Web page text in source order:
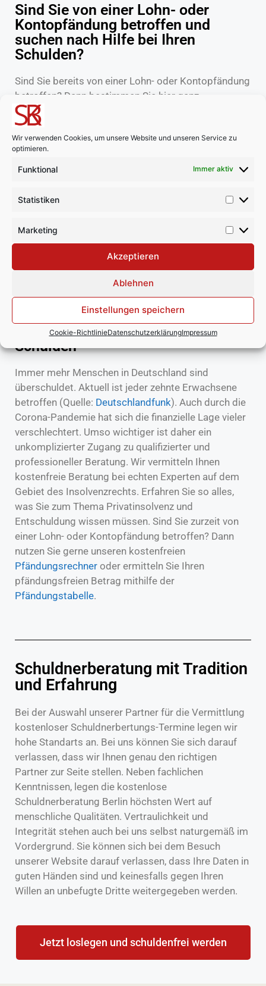
Wir verwenden Cookies, um unsere Website und unseren Service zu
optimieren.
Funktional Immer aktiv
Statistiken
Marketing
Akzeptieren
Ablehnen
Einstellungen speichern
Cookie-RichtlinieDatenschutzerklärungImpressum
Sind Sie von einer Lohn- oder
Kontopfändung betroffen und
suchen nach Hilfe bei Ihren
Schulden?
Sind Sie bereits von einer Lohn- oder Kontopfändung
betroffen? Dann bestimmen Sie hier ganz
unverbindlich und kostenfrei Ihre pfändungsfreien
Beträge. Nutzen Sie dazu entweder unseren
Pfändungsrechner 2022oder unsere
Pfändungstabelle 2022
aus der Überschuldung? Es gibt zahlreiche
privater Seite aus. Auch wir bei der
Möglichkeit Hilfe bei Schulden wahrzunehmen.
Vereinbaren Sie ganz unkompliziert und im Hand um
drehen ein kostenfreies Erstgespräch bei einem
unserer Insolvenzexperten.
Jeder Zehnte in Deutschland
überschuldet - kostenlose Hilfe bei
Schulden
Immer mehr Menschen in Deutschland sind
überschuldet. Aktuell ist jeder zehnte Erwachsene
betroffen (Quelle: Deutschlandfunk). Auch durch die
Corona-Pandemie hat sich die finanzielle Lage vieler
verschlechtert. Umso wichtiger ist daher ein
unkomplizierter Zugang zu qualifizierter und
professioneller Beratung. Wir vermitteln Ihnen
kostenfreie Beratung bei echten Experten auf dem
Gebiet des Insolvenzrechts. Erfahren Sie so alles,
was Sie zum Thema Privatinsolvenz und
Entschuldung wissen müssen. Sind Sie zurzeit von
einer Lohn- oder Kontopfändung betroffen? Dann
nutzen Sie gerne unseren kostenfreien
Pfändungsrechner oder ermitteln Sie Ihren
pfändungsfreien Betrag mithilfe der
Pfändungstabelle.
Schuldnerberatung mit Tradition
und Erfahrung
Bei der Auswahl unserer Partner für die Vermittlung
kostenloser Schuldnerbertungs-Termine legen wir
hohe Standarts an. Bei uns können Sie sich darauf
verlassen, dass wir Ihnen genau den richtigen
Partner zur Seite stellen. Neben fachlichen
Kenntnissen, legen die kostenlose
Schuldnerberatung Berlin höchsten Wert auf
menschliche Qualitäten. Vertraulichkeit und
Integrität stehen auch bei uns selbst naturgemäß im
Vordergrund. Sie können sich bei dem Besuch
unserer Website darauf verlassen, dass Ihre Daten in
guten Händen sind und keinesfalls gegen Ihren
Willen an unbefugte Dritte weitergegeben werden.
Jetzt loslegen und schuldenfrei werden